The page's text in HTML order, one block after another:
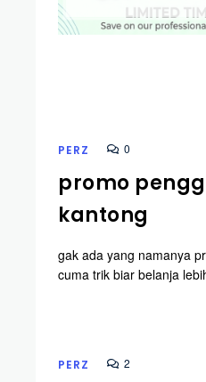
PERZ 0
promo
kantong
gak ada yang namanya
cuma trik biar belanja
PERZ 2